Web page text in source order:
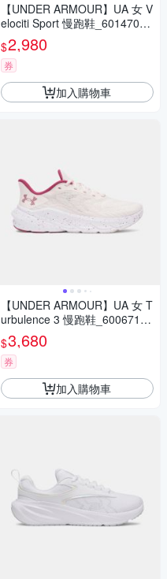
【UNDER ARMOUR】UA 女 V
elociti Sport 慢跑鞋_6014709-
001
$2,980
券
加入購物車
【UNDER ARMOUR】UA 女 T
urbulence 3 慢跑鞋_6006718-
675
$3,680
券
加入購物車